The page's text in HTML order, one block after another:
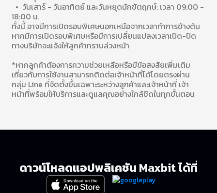
• วันเสาร์ - วันอาทิตย์ และวันหยุดนักขัตฤกษ์: เวลา 09:00 -
18:00 น.
ทั้งนี้ อาจมีการเปิดรอบพิเศษนอกเหนือจากเวลาทำการข้างต้น
หากมีการเปิดรอบพิเศษหรือมีการเปลี่ยนแปลงเวลาเปิด-ปิด
ทางบริษัทจะแจ้งให้ลูกค้าทราบล่วงหน้า
*หากลูกค้าต้องการความช่วยเหลือหรือมีข้อสงสัยเพิ่มเติม
เกี่ยวกับการใช้งานสามารถติดต่อเจ้าหน้าที่ได้โดยตรงผ่าน
กลุ่ม Line ที่จัดตั้งขึ้นเฉพาะระหว่างลูกค้าและเจ้าหน้าที่ เจ้า
หน้าที่พร้อมให้บริการและดูแลคุณอย่างใกล้ชิดในทุกขั้นตอน
ดาวน์โหลดแอปพลิเคชัน Maxbit ได้ที่